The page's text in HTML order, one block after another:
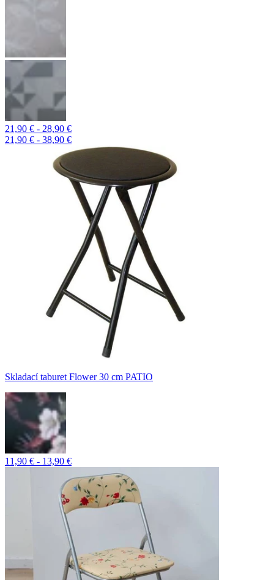
21,90 € - 28,90 €
21,90 € - 38,90 €
Skladací taburet Flower 30 cm PATIO
11,90 € - 13,90 €